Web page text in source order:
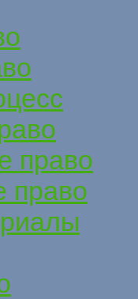
право
право